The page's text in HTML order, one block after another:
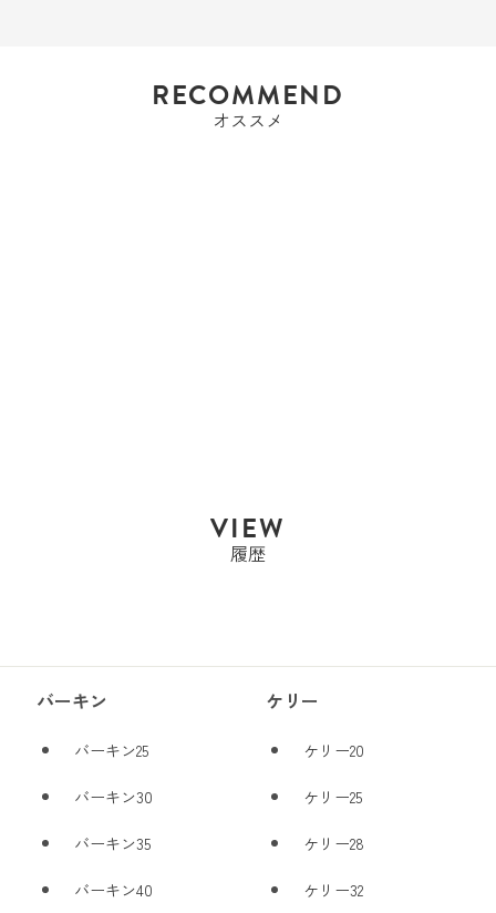
RECOMMEND
オススメ
VIEW
履歴
バーキン
バーキン25
バーキン30
バーキン35
バーキン40
ケリー
ケリー20
ケリー25
ケリー28
ケリー32